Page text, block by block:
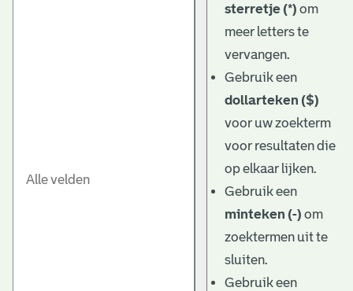
sterretje (*) om
meer letters te
vervangen.
Gebruik een
dollarteken ($)
voor uw zoekterm
voor resultaten die
op elkaar lijken.
Gebruik een
minteken (-) om
zoektermen uit te
sluiten.
Gebruik een